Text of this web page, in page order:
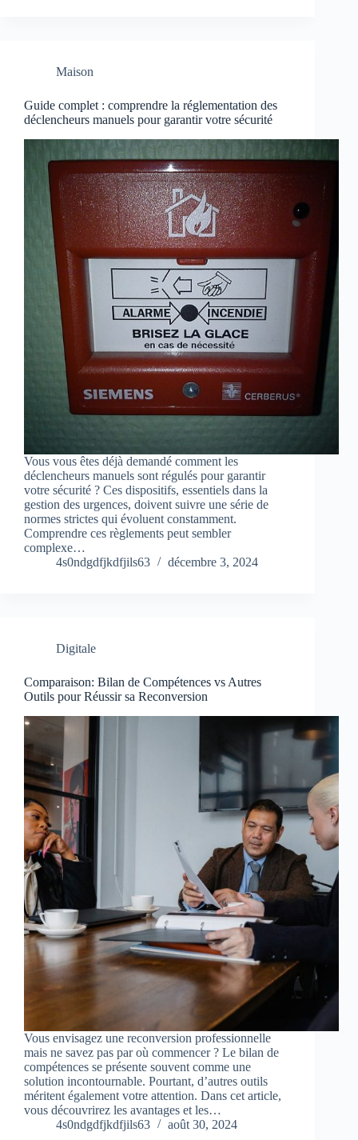
Maison
Guide complet : comprendre la réglementation des
déclencheurs manuels pour garantir votre sécurité
Vous vous êtes déjà demandé comment les
déclencheurs manuels sont régulés pour garantir
votre sécurité ? Ces dispositifs, essentiels dans la
gestion des urgences, doivent suivre une série de
normes strictes qui évoluent constamment.
Comprendre ces règlements peut sembler
complexe…
4s0ndgdfjkdfjils63
décembre 3, 2024
Digitale
Comparaison: Bilan de Compétences vs Autres
Outils pour Réussir sa Reconversion
Vous envisagez une reconversion professionnelle
mais ne savez pas par où commencer ? Le bilan de
compétences se présente souvent comme une
solution incontournable. Pourtant, d’autres outils
méritent également votre attention. Dans cet article,
vous découvrirez les avantages et les…
4s0ndgdfjkdfjils63
août 30, 2024